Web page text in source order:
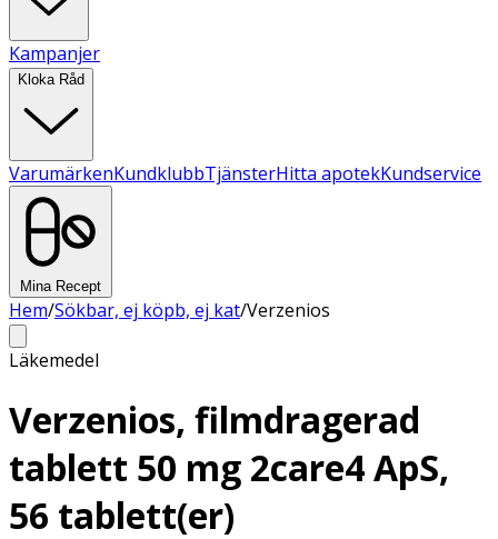
Kampanjer
Kloka Råd
VarumärkenKundklubbTjänsterHitta apotekKundservice
Mina Recept
Hem/Sökbar, ej köpb, ej kat/Verzenios
Läkemedel
Verzenios, filmdragerad
tablett 50 mg 2care4 ApS,
56 tablett(er)